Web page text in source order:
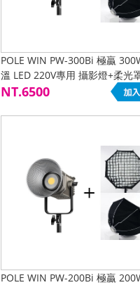
POLE WIN PW-300Bi 極贏
溫 LED 220V專用 攝影燈+柔光
網格）保榮卡口 高亮度 色溫可
NT.6500
POLE WIN PW-200Bi 極贏